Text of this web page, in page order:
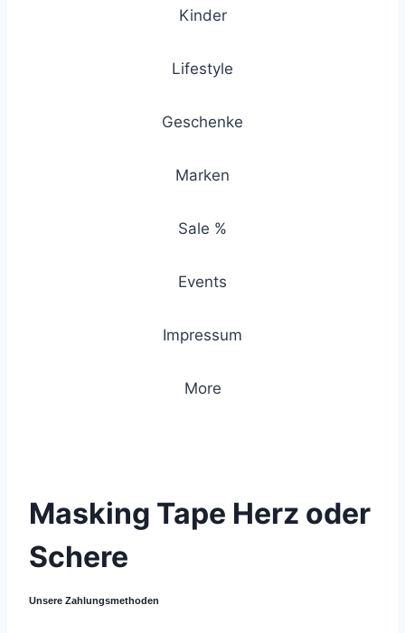
Kinder
Lifestyle
Geschenke
Marken
Sale %
Events
Impressum
More
Masking Tape Herz oder
Schere
Unsere Zahlungsmethoden